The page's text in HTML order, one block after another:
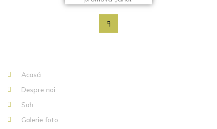
Acasă
Despre noi
Sah
Galerie foto